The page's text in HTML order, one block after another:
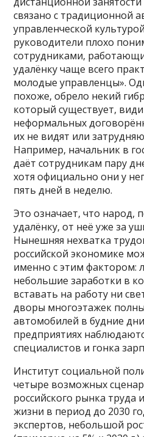
связано с традиционной
управленческой
руководители плохо
сотрудниками,
удалёнку чаще всего
молодые управленцы».
похоже, обрело некий
который существует,
неформальных
их не видят или
Например, начальник в
даёт сотрудникам пару
хотя официально они у
пять дней в неделю.
Это означает, что народ,
удалёнку, от неё уже за
Нынешняя нехватка
российской экономике
именно с этим фактором:
небольшие заработки в
вставать на работу ни
дворы многоэтажек полны
автомобилей в будние
предприятиях
специалистов и гонка
Институт социальной
четыре возможных
российского рынка труда
жизни в период до 2030
экспертов, небольшой